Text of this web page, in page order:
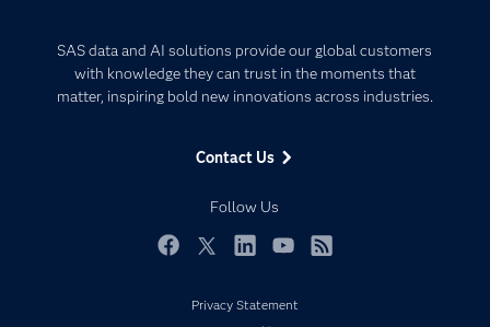
SAS data and AI solutions provide our global customers
with knowledge they can trust in the moments that
matter, inspiring bold new innovations across industries.
Contact Us
Follow Us
Communities
Company
Developers
Events
Artificial Intelligence
Data Management
Privacy Statement